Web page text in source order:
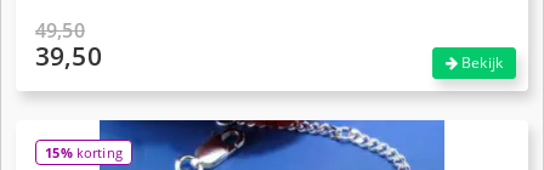
49,50
Oorspronkelijke
39,50
is:
€39,50.
Bekijk
15%korting